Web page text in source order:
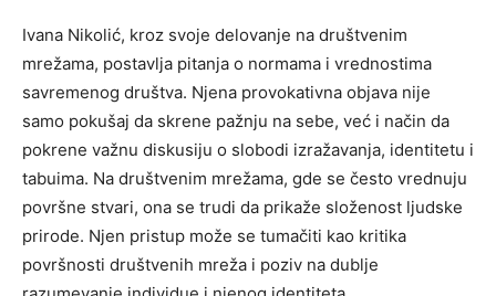
Ivana Nikolić, kroz svoje delovanje na društvenim
mrežama, postavlja pitanja o normama i vrednostima
savremenog društva. Njena provokativna objava nije
samo pokušaj da skrene pažnju na sebe, već i način da
pokrene važnu diskusiju o slobodi izražavanja, identitetu i
tabuima. Na društvenim mrežama, gde se često vrednuju
površne stvari, ona se trudi da prikaže složenost ljudske
prirode. Njen pristup može se tumačiti kao kritika
površnosti društvenih mreža i poziv na dublje